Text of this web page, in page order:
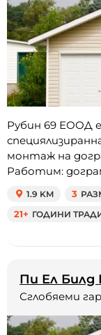
Рубин 69 ЕООД
монтаж на
Работим:
1.9 KM 3
21+ ГОДИНИ
Пи Ел
Сглобяеми